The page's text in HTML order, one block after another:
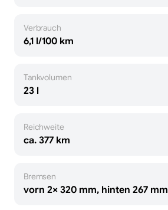
Verbrauch
6,1 l/100 km
Tankvolumen
23 l
Reichweite
ca. 377 km
Bremsen
vorn 2× 320 mm, hinten 267 mm